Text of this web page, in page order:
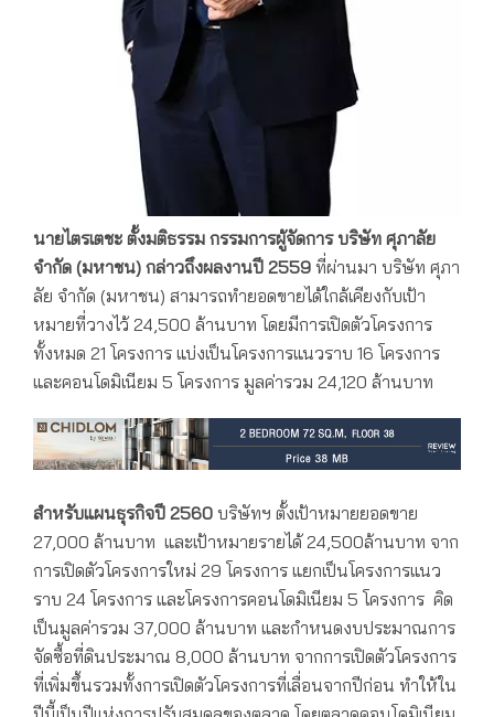
นายไตรเตชะ ตั้งมติธรรม กรรมการผู้จัดการ บริษัท ศุภาลัย
จำกัด (มหาชน) กล่าวถึงผลงานปี 2559 ที่ผ่านมา บริษัท ศุภา
ลัย จำกัด (มหาชน) สามารถทำยอดขายได้ใกล้เคียงกับเป้า
หมายที่วางไว้ 24,500 ล้านบาท โดยมีการเปิดตัวโครงการ
ทั้งหมด 21 โครงการ แบ่งเป็นโครงการแนวราบ 16 โครงการ
และคอนโดมิเนียม 5 โครงการ มูลค่ารวม 24,120 ล้านบาท
สำหรับแผนธุรกิจปี 2560 บริษัทฯ ตั้งเป้าหมายยอดขาย
27,000 ล้านบาท และเป้าหมายรายได้ 24,500ล้านบาท จาก
การเปิดตัวโครงการใหม่ 29 โครงการ แยกเป็นโครงการแนว
ราบ 24 โครงการ และโครงการคอนโดมิเนียม 5 โครงการ คิด
เป็นมูลค่ารวม 37,000 ล้านบาท และกำหนดงบประมาณการ
จัดซื้อที่ดินประมาณ 8,000 ล้านบาท จากการเปิดตัวโครงการ
ที่เพิ่มขึ้นรวมทั้งการเปิดตัวโครงการที่เลื่อนจากปีก่อน ทำให้ใน